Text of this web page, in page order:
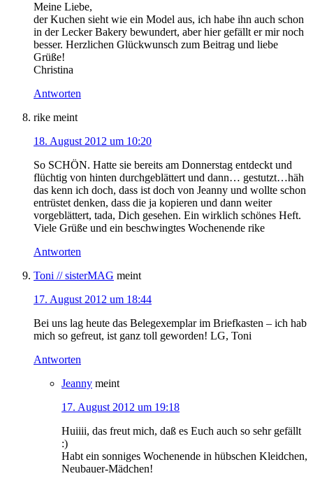
Meine Liebe,
der Kuchen sieht wie ein Model aus, ich habe ihn auch schon
in der Lecker Bakery bewundert, aber hier gefällt er mir noch
besser. Herzlichen Glückwunsch zum Beitrag und liebe
Grüße!
Christina
Antworten
rike meint
18. August 2012 um 10:20
So SCHÖN. Hatte sie bereits am Donnerstag entdeckt und
flüchtig von hinten durchgeblättert und dann… gestutzt…häh
das kenn ich doch, dass ist doch von Jeanny und wollte schon
entrüstet denken, dass die ja kopieren und dann weiter
vorgeblättert, tada, Dich gesehen. Ein wirklich schönes Heft.
Viele Grüße und ein beschwingtes Wochenende rike
Antworten
Toni // sisterMAG meint
17. August 2012 um 18:44
Bei uns lag heute das Belegexemplar im Briefkasten – ich hab
mich so gefreut, ist ganz toll geworden! LG, Toni
Antworten
Jeanny meint
17. August 2012 um 19:18
Huiiii, das freut mich, daß es Euch auch so sehr gefällt
:)
Habt ein sonniges Wochenende in hübschen Kleidchen,
Neubauer-Mädchen!